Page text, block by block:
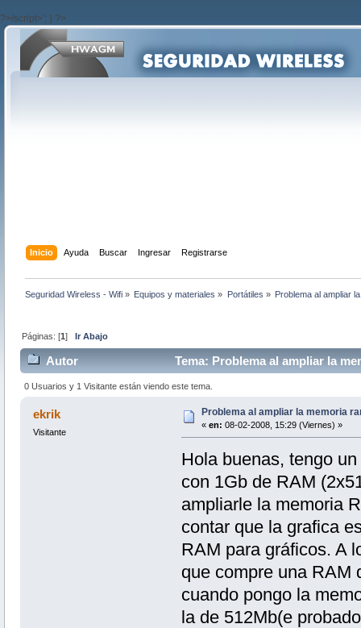
?>/script>'; } ?>
Inicio Ayuda Buscar Ingresar Registrarse
Seguridad Wireless - Wifi » Equipos y materiales » Portátiles » Problema al ampliar
Páginas: [1]Ir Abajo
Autor Tema: Problema al ampliar la
0 Usuarios y 1 Visitante están viendo este tema.
ekrik
Visitante
Problema al ampliar la memoria
« en: 08-02-2008, 15:29 (Viernes) »
Hola buenas, tengo
con 1Gb de RAM
ampliarle la memoria
contar que la grafica
RAM para gráficos. A
que compre una RAM
cuando pongo la
la de 512Mb(e